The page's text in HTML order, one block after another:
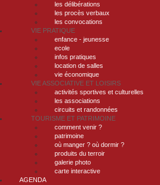
les délibérations
les procès verbaux
les convocations
VIE PRATIQUE
enfance - jeunesse
ecole
infos pratiques
location de salles
vie économique
VIE ASSOCIATIVE ET LOISIRS
activités sportives et culturelles
les associations
circuits et randonnées
TOURISME ET PATRIMOINE
comment venir ?
patrimoine
où manger ? où dormir ?
produits du terroir
galerie photo
carte interactive
AGENDA